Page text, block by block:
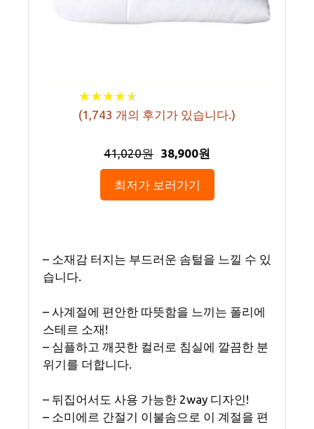
★★★★★
★★★★★
(1,743 개의 후기가 있습니다.)
41,020원 38,900원
최저가 보러가기
– 소재감 터지는 부드러운 솜털을 느낄 수 있
습니다.
– 사계절에 편안한 따뜻함을 느끼는 폴리에
스테르 소재!
– 심플하고 깨끗한 컬러로 침실에 깔끔한 분
위기를 더합니다.
– 뒤집어서도 사용 가능한 2way 디자인!
– 소미에르 간절기 이불솜으로 이 계절을 편